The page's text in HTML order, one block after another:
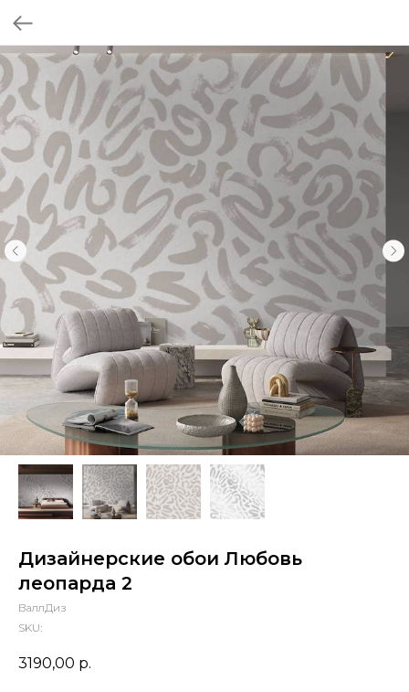
Дизайнерские обои Любовь
леопарда 2
ВаллДиз
SKU:
3190,00 р.